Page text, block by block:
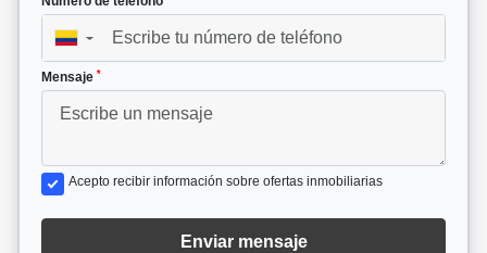
▼
Mensaje *
Acepto recibir información sobre ofertas inmobiliarias
Enviar mensaje